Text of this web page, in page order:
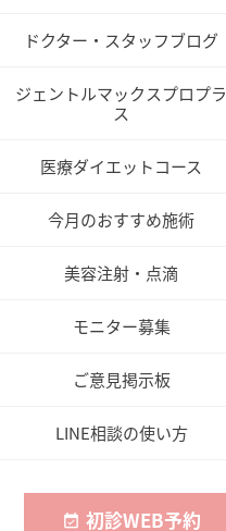
ドクター・スタッフブログ
ジェントルマックスプロプラ
ス
医療ダイエットコース
今月のおすすめ施術
美容注射・点滴
モニター募集
ご意見掲示板
LINE相談の使い方
初診WEB予約